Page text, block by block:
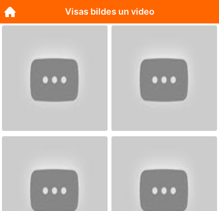
Visas bildes un video